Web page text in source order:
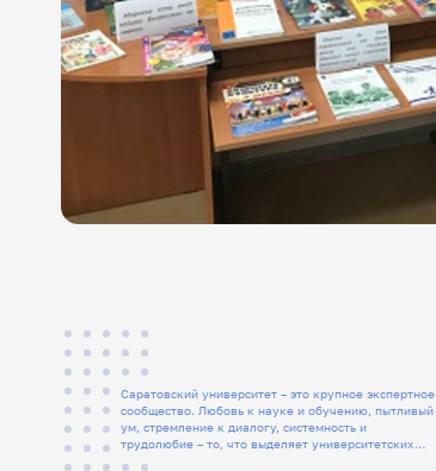
Саратовский университет – это крупное экспертное
сообщество. Любовь к науке и обучению, пытливый
ум, стремление к диалогу, системность и
трудолюбие – то, что выделяет университетских